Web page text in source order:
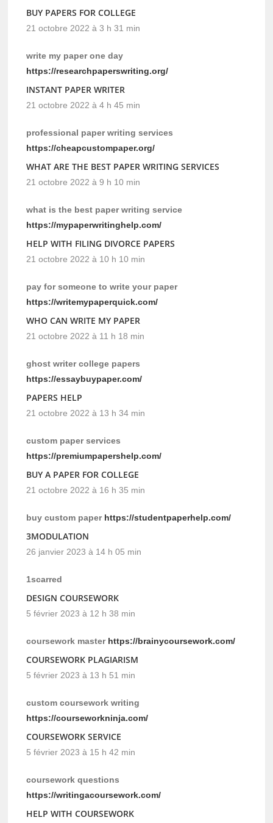
BUY PAPERS FOR COLLEGE
21 octobre 2022 à 3 h 31 min
write my paper one day
https://researchpaperswriting.org/
INSTANT PAPER WRITER
21 octobre 2022 à 4 h 45 min
professional paper writing services
https://cheapcustompaper.org/
WHAT ARE THE BEST PAPER WRITING SERVICES
21 octobre 2022 à 9 h 10 min
what is the best paper writing service
https://mypaperwritinghelp.com/
HELP WITH FILING DIVORCE PAPERS
21 octobre 2022 à 10 h 10 min
pay for someone to write your paper
https://writemypaperquick.com/
WHO CAN WRITE MY PAPER
21 octobre 2022 à 11 h 18 min
ghost writer college papers
https://essaybuypaper.com/
PAPERS HELP
21 octobre 2022 à 13 h 34 min
custom paper services
https://premiumpapershelp.com/
BUY A PAPER FOR COLLEGE
21 octobre 2022 à 16 h 35 min
buy custom paper https://studentpaperhelp.com/
3MODULATION
26 janvier 2023 à 14 h 05 min
1scarred
DESIGN COURSEWORK
5 février 2023 à 12 h 38 min
coursework master https://brainycoursework.com/
COURSEWORK PLAGIARISM
5 février 2023 à 13 h 51 min
custom coursework writing
https://courseworkninja.com/
COURSEWORK SERVICE
5 février 2023 à 15 h 42 min
coursework questions
https://writingacoursework.com/
HELP WITH COURSEWORK